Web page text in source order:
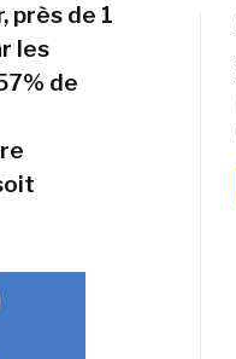
près de 1
les
de